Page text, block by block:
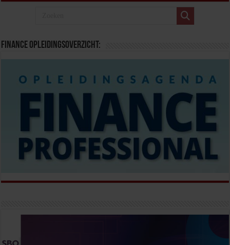
Finance opleidingsoverzicht: